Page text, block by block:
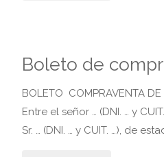
honorarios
profesionales.
Boleto de
BOLETO COMPRAVENTA
Entre el señor … (DNI. … y
Sr. … (DNI. … y CUIT. …), de